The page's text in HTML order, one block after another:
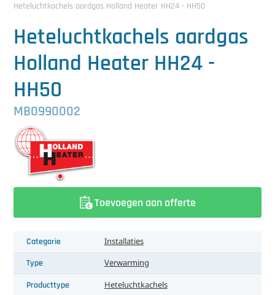
中文（简体）
Gewasbescherming
Koeling
Ontvochtiging
Reinigingsmachines
Sorteermachines
Teeltbenodigdheden
Teeltwisseling
Laatst toegevoegd
Heteluchtkachels aardgas Holland Heater HH24 - HH50
Heteluchtkachels aardgas
Holland Heater HH24 -
HH50
MB0990002
Toevoegen aan offerte
Categorie Installaties
Type Verwarming
Producttype Heteluchtkachels